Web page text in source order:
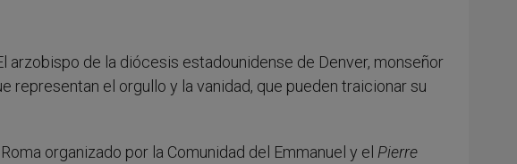
arzobispo de la diócesis estadounidense de Denver, monseñor
representan el orgullo y la vanidad, que pueden traicionar su
organizado por la Comunidad del Emmanuel y el Pierre